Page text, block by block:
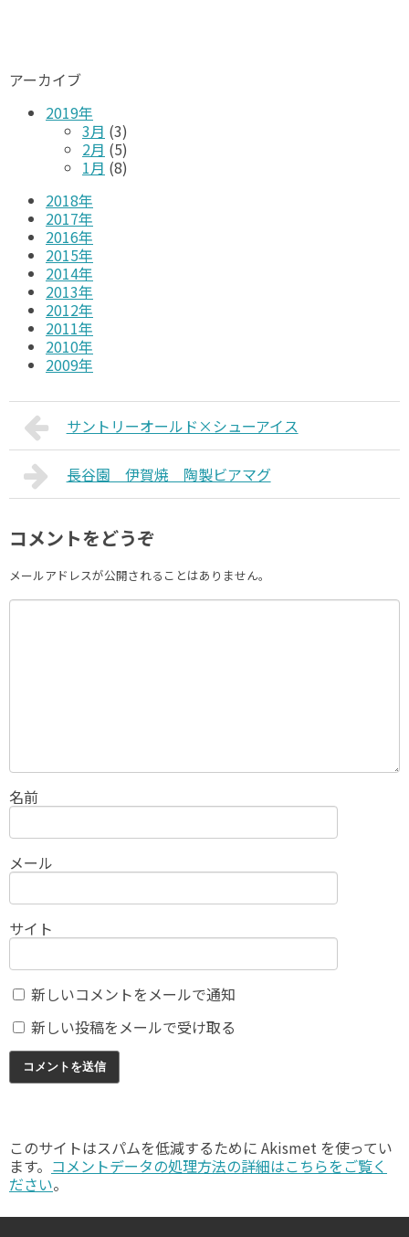
アーカイブ
2019年
3月 (3)
2月 (5)
1月 (8)
2018年
2017年
2016年
2015年
2014年
2013年
2012年
2011年
2010年
2009年
サントリーオールド×シューアイス
長谷園 伊賀焼 陶製ビアマグ
コメントをどうぞ
メールアドレスが公開されることはありません。
名前
メール
サイト
新しいコメントをメールで通知
新しい投稿をメールで受け取る
このサイトはスパムを低減するために Akismet を使ってい
ます。 コメントデータの処理方法の詳細はこちらをご覧く
ださい。